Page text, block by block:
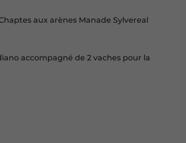
aux arènes Manade Sylvereal
accompagné de 2 vaches pour la